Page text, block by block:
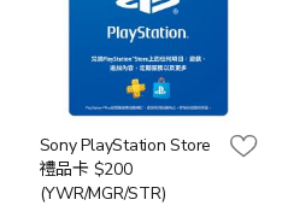
Sony PlayStation Store
禮品卡 $200
(YWR/MGR/STR)